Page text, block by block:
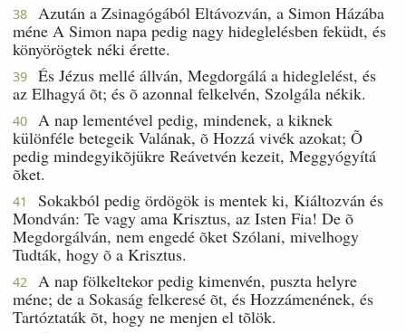
38
Azután a Zsinagógából Eltávozván, a Simon Házába
méne A Simon napa pedig nagy hideglelésben feküdt, és
könyörögtek néki érette.
39
És Jézus mellé állván, Megdorgálá a hideglelést, és
az Elhagyá õt; és õ azonnal felkelvén, Szolgála nékik.
40
A nap lementével pedig, mindenek, a kiknek
különféle betegeik Valának, õ Hozzá vivék azokat; Õ
pedig mindegyikõjükre Reávetvén kezeit, Meggyógyítá
õket.
41
Sokakból pedig ördögök is mentek ki, Kiáltozván és
Mondván: Te vagy ama Krisztus, az Isten Fia! De õ
Megdorgálván, nem engedé õket Szólani, mivelhogy
Tudták, hogy õ a Krisztus.
42
A nap fölkeltekor pedig kimenvén, puszta helyre
méne; de a Sokaság felkeresé õt, és Hozzámenének, és
Tartóztaták õt, hogy ne menjen el tõlök.